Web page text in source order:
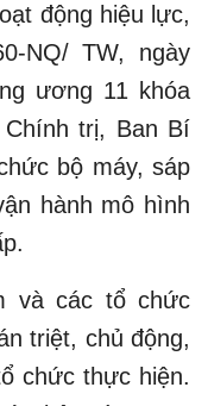
động hiệu lực,
NQ/ TW, ngày
ương 11 khóa
trị, Ban Bí
bộ máy, sáp
hành mô hình
và các tổ chức
triệt, chủ động,
chức thực hiện.